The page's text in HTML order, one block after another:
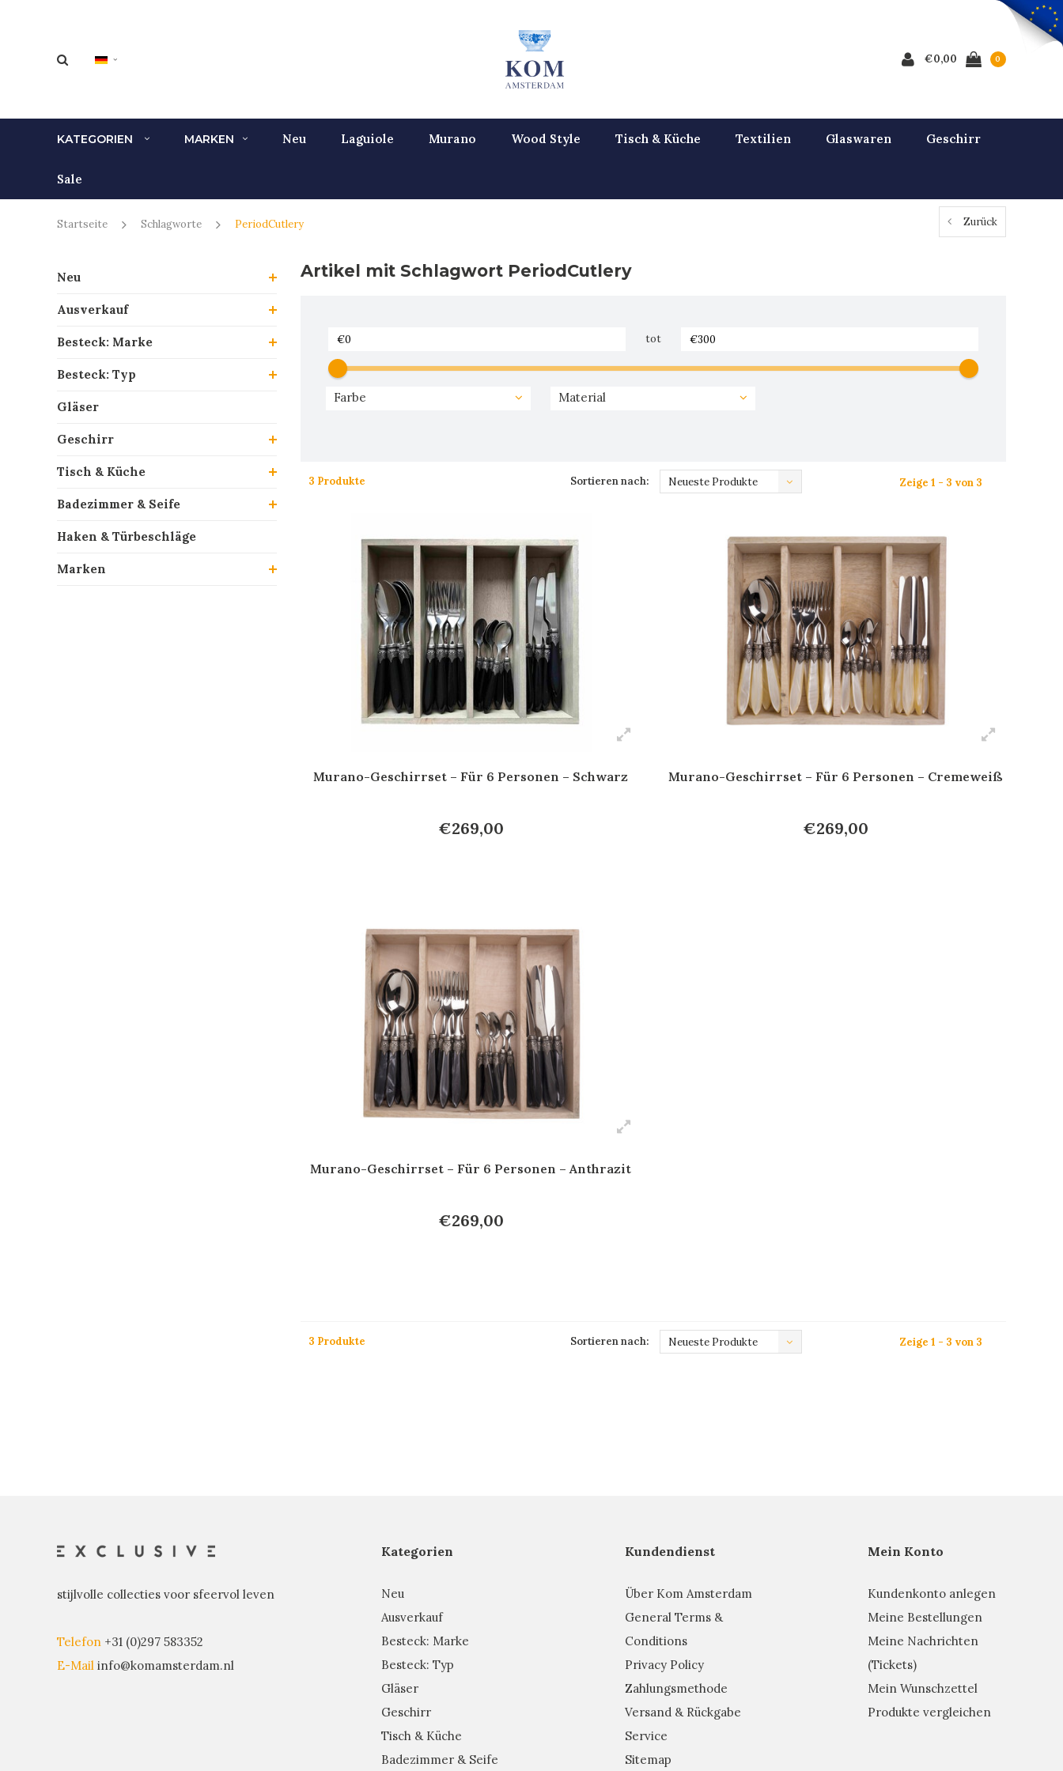
€0,00 0
KATEGORIEN MARKEN Neu Laguiole Murano Wood Style Tisch & Küche Textilien Glaswaren Geschirr
Sale
Startseite Schlagworte PeriodCutlery Zurück
Neu
Ausverkauf
Besteck: Marke
Besteck: Typ
Gläser
Geschirr
Tisch & Küche
Badezimmer & Seife
Haken & Türbeschläge
Marken
Artikel mit Schlagwort PeriodCutlery
tot
Farbe Material
3 Produkte Sortieren nach: Neueste Produkte Zeige 1 - 3 von 3
Murano-Geschirrset – Für 6 Personen – Schwarz
€269,00
Murano-Geschirrset – Für 6 Personen – Cremeweiß
€269,00
Murano-Geschirrset – Für 6 Personen – Anthrazit
€269,00
3 Produkte Sortieren nach: Neueste Produkte Zeige 1 - 3 von 3
stijlvolle collecties voor sfeervol leven
Telefon +31 (0)297 583352
E-Mail info@komamsterdam.nl
Kategorien
Neu
Ausverkauf
Besteck: Marke
Besteck: Typ
Gläser
Geschirr
Tisch & Küche
Badezimmer & Seife
Kundendienst
Über Kom Amsterdam
General Terms &
Conditions
Privacy Policy
Zahlungsmethode
Versand & Rückgabe
Service
Sitemap
Mein Konto
Kundenkonto anlegen
Meine Bestellungen
Meine Nachrichten
(Tickets)
Mein Wunschzettel
Produkte vergleichen